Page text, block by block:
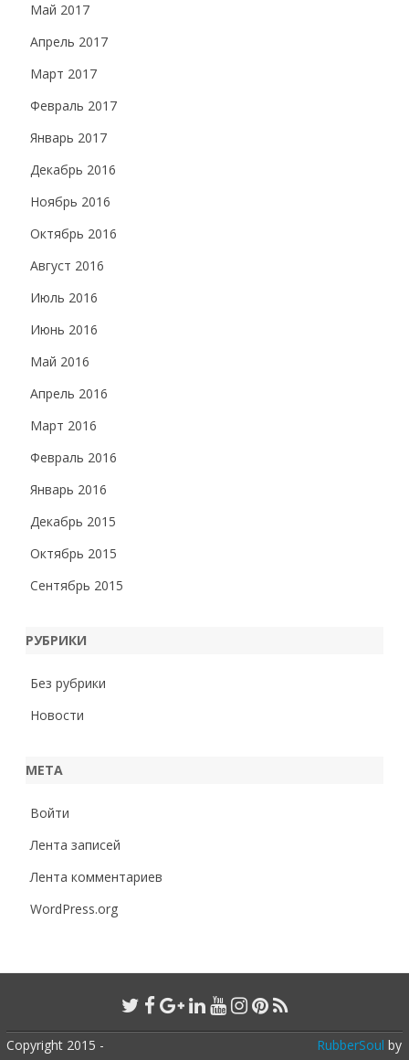
Май 2017
Апрель 2017
Март 2017
Февраль 2017
Январь 2017
Декабрь 2016
Ноябрь 2016
Октябрь 2016
Август 2016
Июль 2016
Июнь 2016
Май 2016
Апрель 2016
Март 2016
Февраль 2016
Январь 2016
Декабрь 2015
Октябрь 2015
Сентябрь 2015
РУБРИКИ
Без рубрики
Новости
МЕТА
Войти
Лента записей
Лента комментариев
WordPress.org
Copyright 2015 - RubberSoul by